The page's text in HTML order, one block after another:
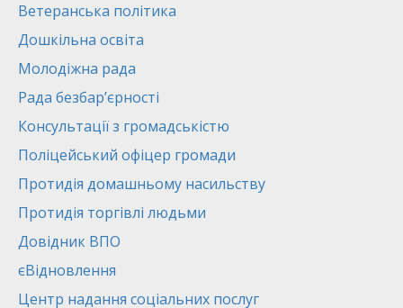
Ветеранська політика
Дошкільна освіта
Молодіжна рада
Рада безбар’єрності
Консультації з громадськістю
Поліцейський офіцер громади
Протидія домашньому насильству
Протидія торгівлі людьми
Довідник ВПО
єВідновлення
Центр надання соціальних послуг